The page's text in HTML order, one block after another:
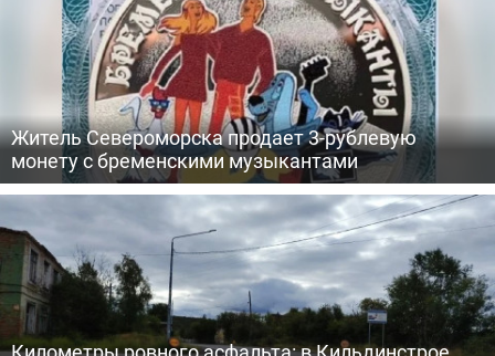
Житель Североморска продает 3-рублевую
монету с бременскими музыкантами